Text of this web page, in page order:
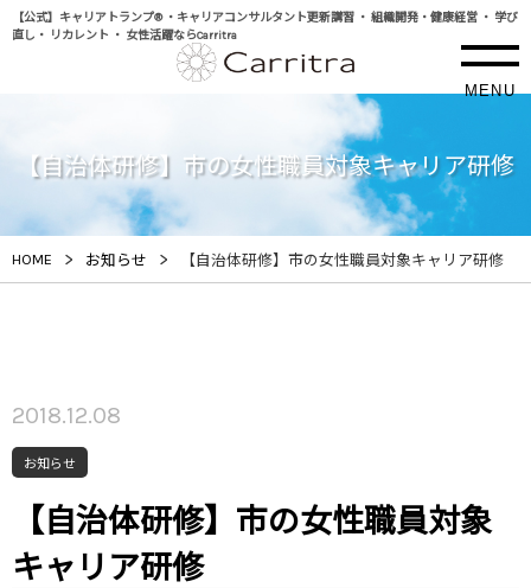
【公式】キャリアトランプ® ・キャリアコンサルタント更新講習 ・ 組織開発・健康経営 ・ 学び
直し・ リカレント ・ 女性活躍ならCarritra
MENU
【自治体研修】市の女性職員対象キャリア研修
HOME > お知らせ > 【自治体研修】市の女性職員対象キャリア研修
2018.12.08
お知らせ
【自治体研修】市の女性職員対象
キャリア研修